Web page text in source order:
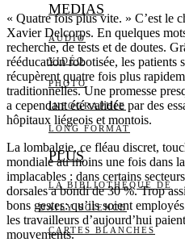
MEDIAS
AUDIO
VIDÉO
PHOTO
INFOGRAPHIE
LONG FORMAT
PLUS
LA BIBLIOTHÈQUE DE
DAILY SCIENCE
CARTES BLANCHES
« Quatre fois plus vite. » C’est le
Xavier Delcorps. En quelques
recherche, de tests et de doutes.
rééducation robotisée, les patients
récupèrent quatre fois plus
traditionnelles. Une promesse
a cependant été validée par des
hôpitaux liégeois et montois.
La lombalgie, ce fléau discret,
mondiale au moins une fois dans
implacables : dans certains
dorsales a bondi de 30 %. Trop
bons gestes: qu’ils soient
les travailleurs d’aujourd’hui
mouvements.